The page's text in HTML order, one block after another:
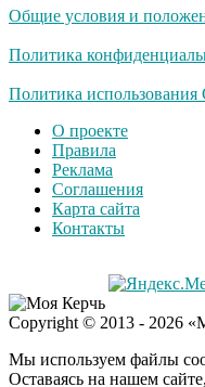
всё, что я
Общие условия и
Политика
Политика использования
О проекте
Правила
Реклама
Соглашения
Карта сайта
Контакты
Copyright © 2013 - 2026
Мы используем файлы
Оставаясь на нашем